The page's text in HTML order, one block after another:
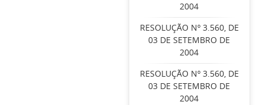
2004
RESOLUÇÃO Nº 3.560, DE
03 DE SETEMBRO DE
2004
RESOLUÇÃO Nº 3.560, DE
03 DE SETEMBRO DE
2004